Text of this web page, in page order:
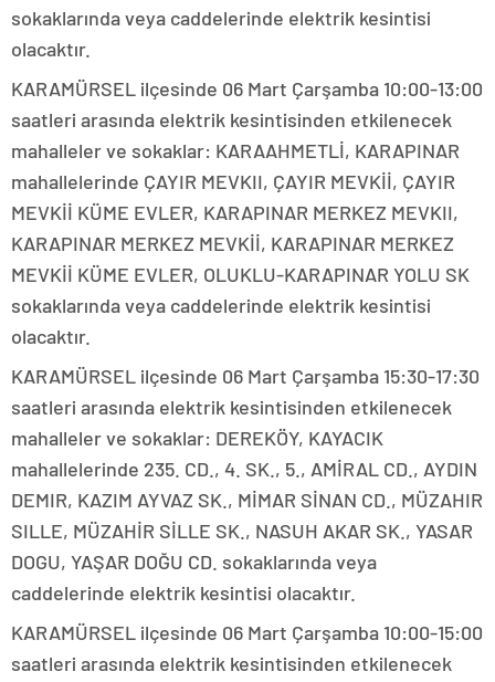
sokaklarında veya caddelerinde elektrik kesintisi
olacaktır.
KARAMÜRSEL ilçesinde 06 Mart Çarşamba 10:00-13:00
saatleri arasında elektrik kesintisinden etkilenecek
mahalleler ve sokaklar: KARAAHMETLİ, KARAPINAR
mahallelerinde ÇAYIR MEVKII, ÇAYIR MEVKİİ, ÇAYIR
MEVKİİ KÜME EVLER, KARAPINAR MERKEZ MEVKII,
KARAPINAR MERKEZ MEVKİİ, KARAPINAR MERKEZ
MEVKİİ KÜME EVLER, OLUKLU-KARAPINAR YOLU SK
sokaklarında veya caddelerinde elektrik kesintisi
olacaktır.
KARAMÜRSEL ilçesinde 06 Mart Çarşamba 15:30-17:30
saatleri arasında elektrik kesintisinden etkilenecek
mahalleler ve sokaklar: DEREKÖY, KAYACIK
mahallelerinde 235. CD., 4. SK., 5., AMİRAL CD., AYDIN
DEMIR, KAZIM AYVAZ SK., MİMAR SİNAN CD., MÜZAHIR
SILLE, MÜZAHİR SİLLE SK., NASUH AKAR SK., YASAR
DOGU, YAŞAR DOĞU CD. sokaklarında veya
caddelerinde elektrik kesintisi olacaktır.
KARAMÜRSEL ilçesinde 06 Mart Çarşamba 10:00-15:00
saatleri arasında elektrik kesintisinden etkilenecek